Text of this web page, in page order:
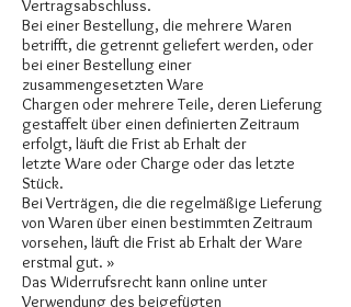
Vertragsabschluss.
Bei einer Bestellung, die mehrere Waren
betrifft, die getrennt geliefert werden, oder
bei einer Bestellung einer
zusammengesetzten Ware
Chargen oder mehrere Teile, deren Lieferung
gestaffelt über einen definierten Zeitraum
erfolgt, läuft die Frist ab Erhalt der
letzte Ware oder Charge oder das letzte
Stück.
Bei Verträgen, die die regelmäßige Lieferung
von Waren über einen bestimmten Zeitraum
vorsehen, läuft die Frist ab Erhalt der Ware
erstmal gut. »
Das Widerrufsrecht kann online unter
Verwendung des beigefügten